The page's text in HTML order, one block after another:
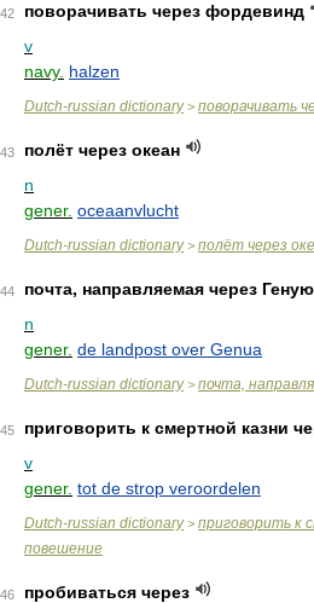
42
поворачивать через фордевинд
v
navy. halzen
Dutch-russian dictionary> поворачивать
43
полёт через океан
n
gener. oceaanvlucht
Dutch-russian dictionary> полёт через
44
почта, направляемая через Геную
n
gener. de landpost over Genua
Dutch-russian dictionary> почта,
45
приговорить к смертной казни
v
gener. tot de strop veroordelen
Dutch-russian dictionary> приговорить к
повешение
46
пробиваться через